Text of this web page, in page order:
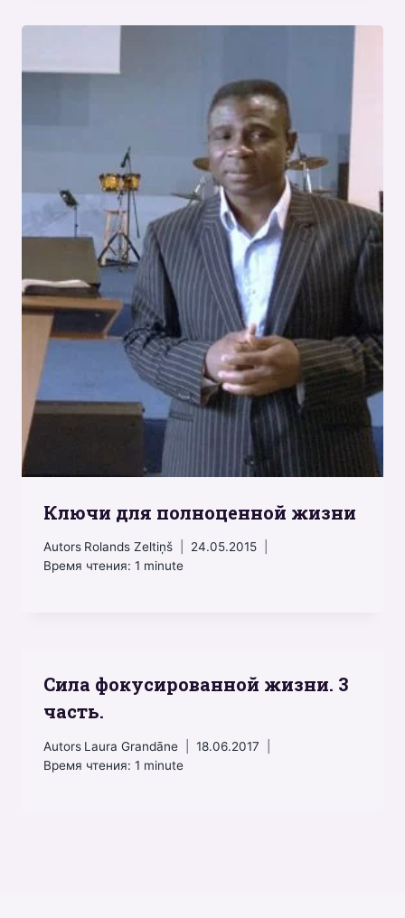
Ключи для полноценной жизни
Autors Rolands Zeltiņš
24.05.2015
Время чтения: 1 minute
Сила фокусированной жизни. 3
часть.
Autors Laura Grandāne
18.06.2017
Время чтения: 1 minute